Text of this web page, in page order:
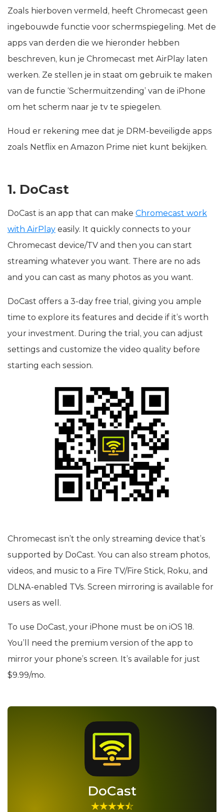
Zoals hierboven vermeld, heeft Chromecast geen
ingebouwde functie voor schermspiegeling. Met de
apps van derden die we hieronder hebben
beschreven, kun je Chromecast met AirPlay laten
werken. Ze stellen je in staat om gebruik te maken
van de functie ‘Schermuitzending’ van de iPhone
om het scherm naar je tv te spiegelen.
Houd er rekening mee dat je DRM-beveiligde apps
zoals Netflix en Amazon Prime niet kunt bekijken.
1. DoCast
DoCast is an app that can make Chromecast work
with AirPlay easily. It quickly connects to your
Chromecast device/TV and then you can start
streaming whatever you want. There are no ads
and you can cast as many photos as you want.
DoCast offers a 3-day free trial, giving you ample
time to explore its features and decide if it’s worth
your investment. During the trial, you can adjust
settings and customize the video quality before
starting each session.
Chromecast isn’t the only streaming device that’s
supported by DoCast. You can also stream photos,
videos, and music to a Fire TV/Fire Stick, Roku, and
DLNA-enabled TVs. Screen mirroring is available for
users as well.
To use DoCast, your iPhone must be on iOS 18.
You’ll need the premium version of the app to
mirror your phone’s screen. It’s available for just
$9.99/mo.
DoCast